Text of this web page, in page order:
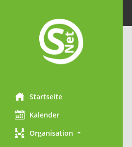
Startseite
Kalender
Organisation